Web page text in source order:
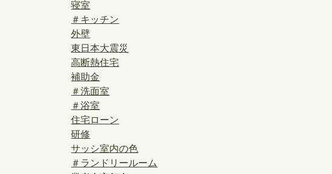
寝室
＃キッチン
外壁
東日本大震災
高断熱住宅
補助金
＃洗面室
＃浴室
住宅ローン
研修
サッシ室内の色
＃ランドリールーム